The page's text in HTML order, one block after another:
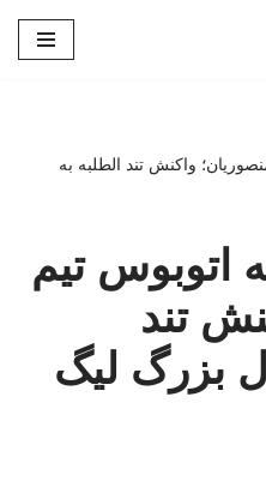
واکنش تند الطلبه به
تیم
تند
بزرگ لیگ